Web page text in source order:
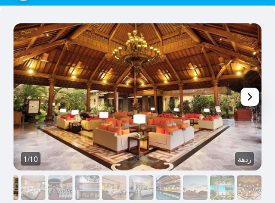
ردهة 1/10